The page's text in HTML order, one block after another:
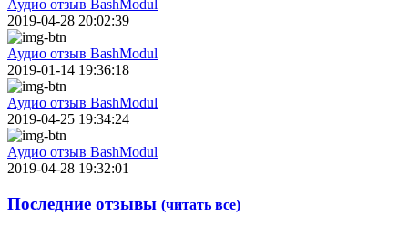
Аудио отзыв BashModul
2019-04-28 20:02:39
Аудио отзыв BashModul
2019-01-14 19:36:18
Аудио отзыв BashModul
2019-04-25 19:34:24
Аудио отзыв BashModul
2019-04-28 19:32:01
Последние отзывы (читать все)